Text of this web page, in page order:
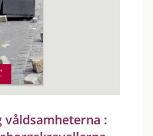
våldsamheterna :